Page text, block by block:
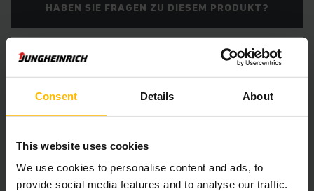
Consent Details About
This website uses cookies
We use cookies to personalise content and ads, to
provide social media features and to analyse our traffic.
HABEN SIE FRAGEN ZU DIESEM PRODUKT?
Der Zwischenverkauf ist vorbehalten.
Produktinformationen
Der folgende Abschnitt bietet eine umfassende
Zusammenfassung der technischen Spezifikationen und
Ausstattungen des Fahrzeugs.